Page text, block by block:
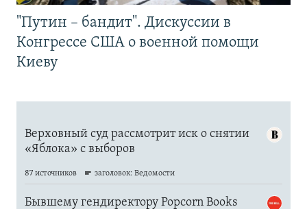
"Путин – бандит". Дискуссии в
Конгрессе США о военной помощи
Киеву